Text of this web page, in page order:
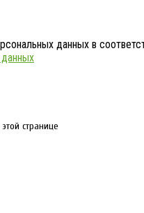
данных в
странице